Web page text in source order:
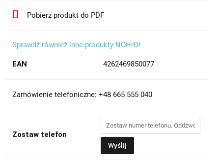
Pobierz produkt do PDF
Sprawdź również inne produkty NOHrD!
EAN 4262469850077
Zamówienie telefoniczne: +48 665 555 040
Zostaw telefon
Wyślij